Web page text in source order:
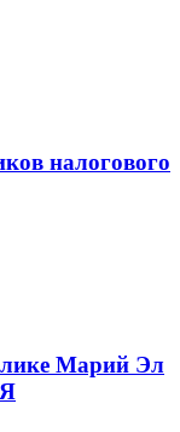
налогового
Марий Эл